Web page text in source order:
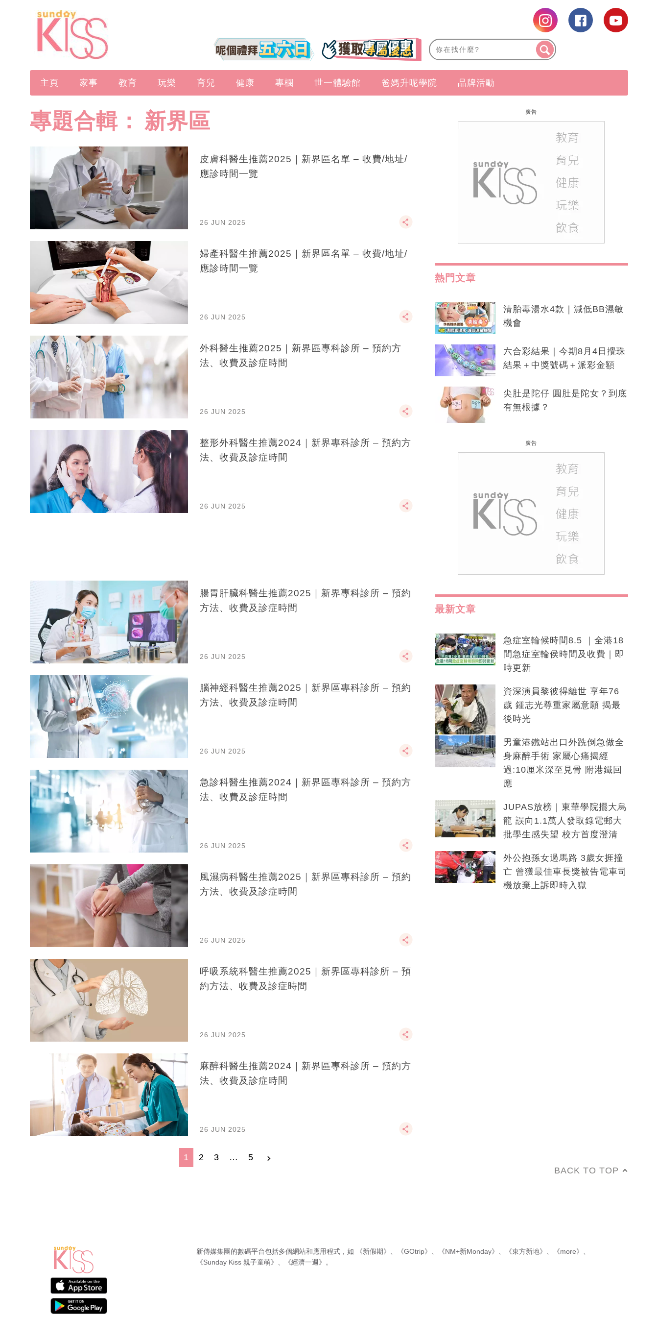
主頁 家事 教育 玩樂 育兒 健康 專欄 世一體驗館 爸媽升呢學院 品牌活動
專題合輯： 新界區
皮膚科醫生推薦2025｜新界區名單 – 收費/地址/
應診時間一覽
26 JUN 2025
婦產科醫生推薦2025｜新界區名單 – 收費/地址/
應診時間一覽
26 JUN 2025
外科醫生推薦2025｜新界區專科診所 – 預約方
法、收費及診症時間
26 JUN 2025
整形外科醫生推薦2024｜新界專科診所 – 預約方
法、收費及診症時間
26 JUN 2025
腸胃肝臟科醫生推薦2025｜新界專科診所 – 預約
方法、收費及診症時間
26 JUN 2025
腦神經科醫生推薦2025｜新界區專科診所 – 預約
方法、收費及診症時間
26 JUN 2025
急診科醫生推薦2024｜新界區專科診所 – 預約方
法、收費及診症時間
26 JUN 2025
風濕病科醫生推薦2025｜新界區專科診所 – 預約
方法、收費及診症時間
26 JUN 2025
呼吸系統科醫生推薦2025｜新界區專科診所 – 預
約方法、收費及診症時間
26 JUN 2025
麻醉科醫生推薦2024｜新界區專科診所 – 預約方
法、收費及診症時間
26 JUN 2025
1 2 3 … 5
廣告
熱門文章
清胎毒湯水4款｜減低BB濕敏
機會
六合彩結果｜今期8月4日攪珠
結果＋中獎號碼＋派彩金額
尖肚是陀仔 圓肚是陀女？到底
有無根據？
廣告
最新文章
急症室輪候時間8.5 ｜全港18
間急症室輪侯時間及收費｜即
時更新
資深演員黎彼得離世 享年76
歲 鍾志光尊重家屬意願 揭最
後時光
男童港鐵站出口外跣倒急做全
身麻醉手術 家屬心痛揭經
過:10厘米深至見骨 附港鐵回
應
JUPAS放榜｜東華學院擺大烏
龍 誤向1.1萬人發取錄電郵大
批學生感失望 校方首度澄清
外公抱孫女過馬路 3歲女捱撞
亡 曾獲最佳車長獎被告電車司
機放棄上訴即時入獄
BACK TO TOP
新傳媒集團的數碼平台包括多個網站和應用程式，如 《新假期》 《GOtrip》 《NM+新Monday》 《東方新地》 《more》
《Sunday Kiss 親子童萌》
《經濟一週》 。